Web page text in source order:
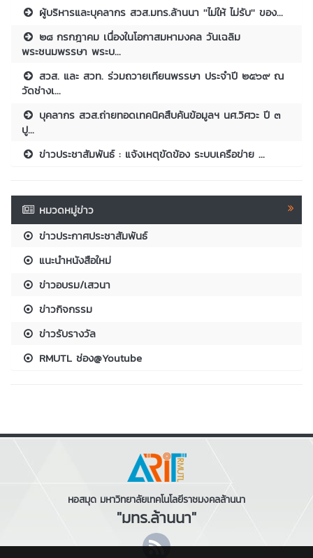
ผู้บริหารและบุคลากร สวส.มทร.ล้านนา ''ไม่ให้ ไม่รับ'' ของ...
๒๘ กรกฎาคม เนื่องในโอกาสมหามงคล วันเฉลิม
พระชนมพรรษา พระบ...
สวส. และ สวท. ร่วมถวายเทียนพรรษา ประจำปี ๒๕๖๙ ณ
วัดช่างเ...
บุคลากร สวส.ถ่ายทอดเทคนิคสืบค้นข้อมูลฯ นศ.วิศวะ ปี ๓
ปู...
ข่าวประชาสัมพันธ์ : แจ้งเหตุขัดข้อง ระบบเครือข่าย ...
หมวดหมู่ข่าว
ข่าวประกาศประชาสัมพันธ์
แนะนำหนังสือใหม่
ข่าวอบรม/เสวนา
ข่าวกิจกรรม
ข่าวรับรางวัล
RMUTL ช่อง@Youtube
หอสมุด มหาวิทยาลัยเทคโนโลยีราชมงคลล้านนา
"มทร.ล้านนา"